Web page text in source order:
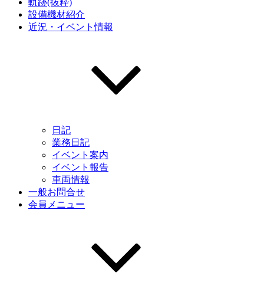
軌跡(抜粋)
設備機材紹介
近況・イベント情報
日記
業務日記
イベント案内
イベント報告
車両情報
一般お問合せ
会員メニュー